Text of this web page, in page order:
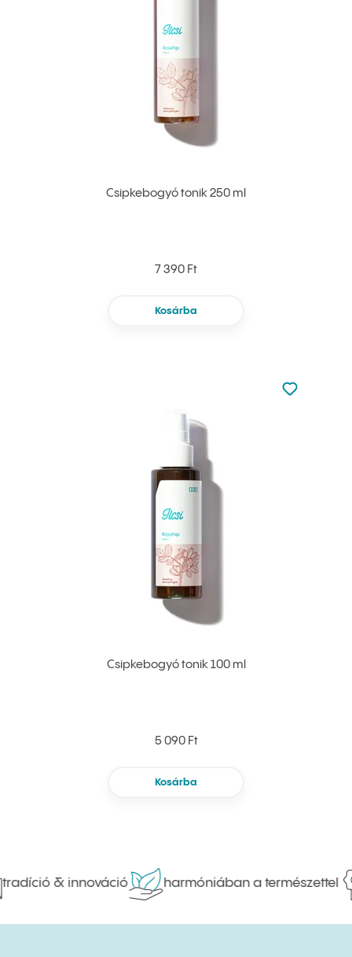
Csipkebogyó tonik 250 ml
7 390 Ft
Kosárba
Csipkebogyó tonik 100 ml
5 090 Ft
Kosárba
Nincsen
Hozzáadás
& innováció harmóniában a természettel